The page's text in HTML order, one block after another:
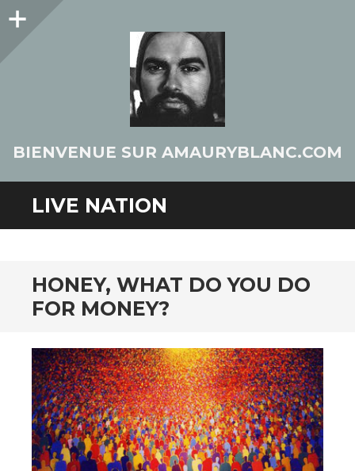
Colonne
BIENVENUE SUR AMAURYBLANC.COM
LIVE NATION
HONEY, WHAT DO YOU DO
FOR MONEY?